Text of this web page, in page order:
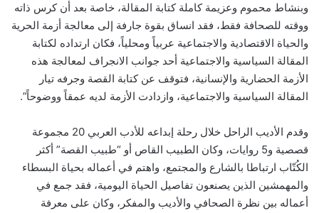
وبنشاط محموم وعزيمة كاملة كتابة المقالة، خاصة بعد أن كرس ذاته
ووقته للصحافة فقط، فقد انساق بقوة جارفة إلى معالجة أزمة الحرية
والحياة الاقتصادية والاجتماعية عربياً ومحلياً، فكان ارتداده لكتابة
المقالة السياسية والاجتماعية أحد جوانب الانجراف لمعالجة هذه
الأزمة الحضارية والإنسانية، فتوقف عن كتابة القصة وجرفه تيار
المقالة السياسية والاجتماعية، وازدادت الأزمة لديه عمقاً ووضوحاً”.
وقدم الأديب الراحل خلال رحلة إبداعه للأدب العربي 20 مجموعة
قصصية و5 روايات، وكان الطبيب القاص أو “طبيب القصة” أكثر
الكُتّاب ارتباطا بالشارع والمجتمع، واهتم في أعماله بحياة البسطاء
والمهمشين الذين يصنعون تفاصيل الحياة اليومية، فقد جمع في
أعماله بين نظرة الصحافي والأديب والمفكر، وكان على معرفة